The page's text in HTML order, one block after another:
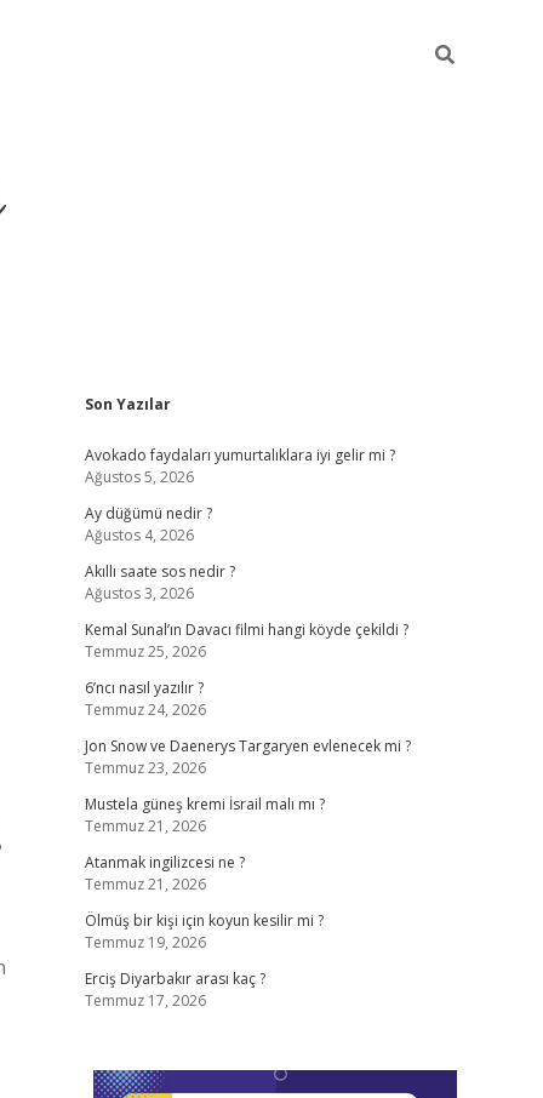
Sidebar
Son Yazılar
Avokado faydaları yumurtalıklara iyi gelir mi ?
Ağustos 5, 2026
Ay düğümü nedir ?
Ağustos 4, 2026
Akıllı saate sos nedir ?
Ağustos 3, 2026
Kemal Sunal’ın Davacı filmi hangi köyde çekildi ?
Temmuz 25, 2026
6’ncı nasıl yazılır ?
Temmuz 24, 2026
Jon Snow ve Daenerys Targaryen evlenecek mi ?
Temmuz 23, 2026
Mustela güneş kremi İsrail malı mı ?
Temmuz 21, 2026
Atanmak ingilizcesi ne ?
Temmuz 21, 2026
Ölmüş bir kişi için koyun kesilir mi ?
Temmuz 19, 2026
Erciş Diyarbakır arası kaç ?
Temmuz 17, 2026
betcivdcasino giriş